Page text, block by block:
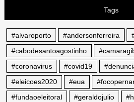
Tags
#alvaroporto #andersonferreira
#cabodesantoagostinho
#coronavirus
#covid19
#eleicoes2020
#eua
#fundaoeleitoral
#geraldojulio